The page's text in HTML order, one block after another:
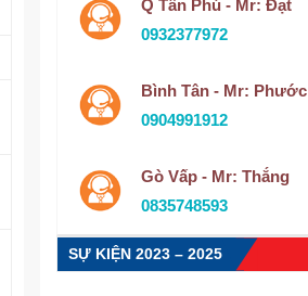
Q Tân Phú - Mr: Đạt
0932377972
Bình Tân - Mr: Phước
0904991912
Gò Vấp - Mr: Thắng
0835748593
SỰ KIỆN 2023 – 2025